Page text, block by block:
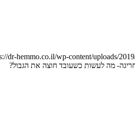
dr-hemmo.co.il/wp-content/uploads/
מה לעשות כשעובד חוצה את הגבול?